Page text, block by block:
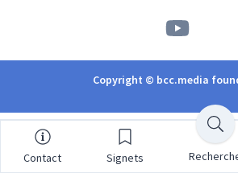
Copyright © bcc.media
Contact Signets